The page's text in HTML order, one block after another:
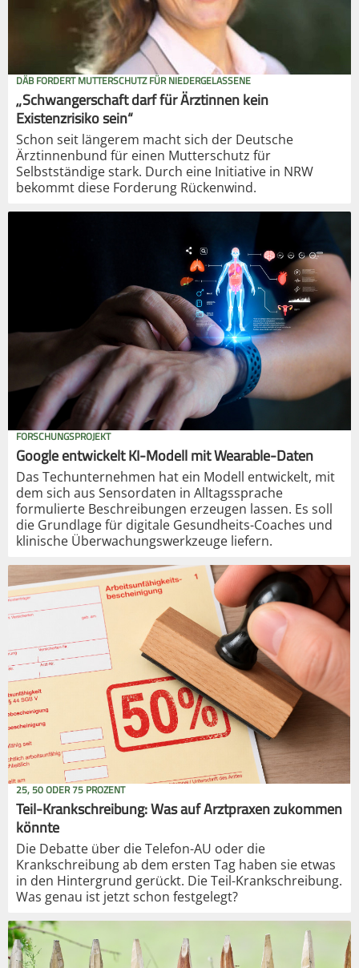
DÄB FORDERT MUTTERSCHUTZ FÜR NIEDERGELASSENE
„Schwangerschaft darf für Ärztinnen kein
Existenzrisiko sein“
Schon seit längerem macht sich der Deutsche
Ärztinnenbund für einen Mutterschutz für
Selbstständige stark. Durch eine Initiative in NRW
bekommt diese Forderung Rückenwind.
FORSCHUNGSPROJEKT
Google entwickelt KI-Modell mit Wearable-Daten
Das Techunternehmen hat ein Modell entwickelt, mit
dem sich aus Sensordaten in Alltagssprache
formulierte Beschreibungen erzeugen lassen. Es soll
die Grundlage für digitale Gesundheits-Coaches und
klinische Überwachungswerkzeuge liefern.
25, 50 ODER 75 PROZENT
Teil-Krankschreibung: Was auf Arztpraxen zukommen
könnte
Die Debatte über die Telefon-AU oder die
Krankschreibung ab dem ersten Tag haben sie etwas
in den Hintergrund gerückt. Die Teil-Krankschreibung.
Was genau ist jetzt schon festgelegt?